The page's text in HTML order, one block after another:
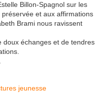
Billon-Spagnol sur les
et aux affirmations
Brami nous ravissent
doux échanges et de tendres
jeunesse